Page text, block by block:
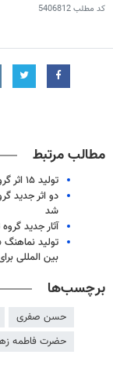
کد مطلب5406812
مطالب مرتبط
تولید ۱۵ اثر گروه همخوانی محمد رسول الله(ص) در سوریه
دو اثر جدید
شد
آثار جدید
تولید
بین المللی
برچسب‌ها
حسن صفری
حضرت فاطمه